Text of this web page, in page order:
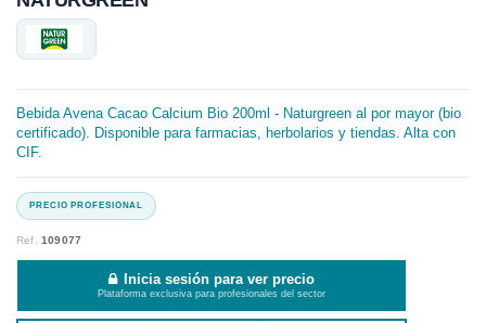
Bebida Avena Cacao Calcium Bio 200ml - Naturgreen al por mayor (bio
certificado). Disponible para farmacias, herbolarios y tiendas. Alta con
CIF.
Ref.109077
Inicia sesión para ver precio
Plataforma exclusiva para profesionales del sector